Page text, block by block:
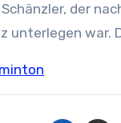
der
unterlegen war.